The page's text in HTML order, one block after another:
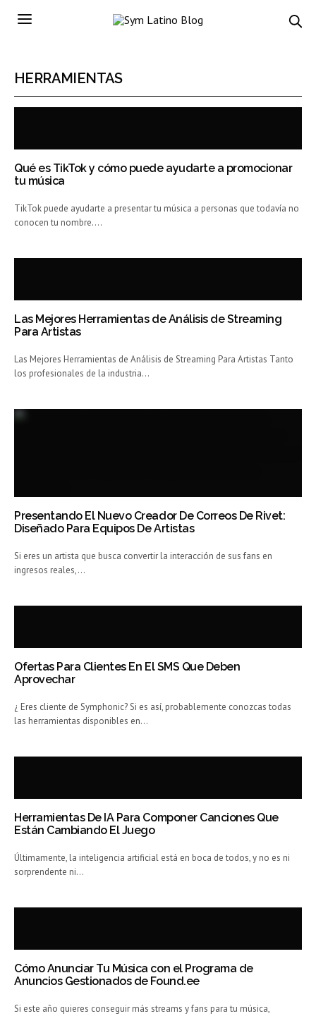
HERRAMIENTAS
Qué es TikTok y cómo puede ayudarte a promocionar
tu música
TikTok puede ayudarte a presentar tu música a personas que todavía no
conocen tu nombre.…
Las Mejores Herramientas de Análisis de Streaming
Para Artistas
Las Mejores Herramientas de Análisis de Streaming Para Artistas Tanto
los profesionales de la industria…
Presentando El Nuevo Creador De Correos De Rivet:
Diseñado Para Equipos De Artistas
Si eres un artista que busca convertir la interacción de sus fans en
ingresos reales,…
Ofertas Para Clientes En El SMS Que Deben
Aprovechar
¿ Eres cliente de Symphonic? Si es así, probablemente conozcas todas
las herramientas disponibles en…
Herramientas De IA Para Componer Canciones Que
Están Cambiando El Juego
Últimamente, la inteligencia artificial está en boca de todos, y no es ni
sorprendente ni…
Cómo Anunciar Tu Música con el Programa de
Anuncios Gestionados de Found.ee
Si este año quieres conseguir más streams y fans para tu música,